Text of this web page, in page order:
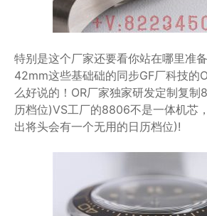
特别是这个厂家还要看你站在哪里准
42mm这些基础础的同步GF厂科技的
么好说的！OR厂家独家研发定制复制
历档位)VS工厂的8806不是一体机芯
出将头会有一个无用的日历档位)!